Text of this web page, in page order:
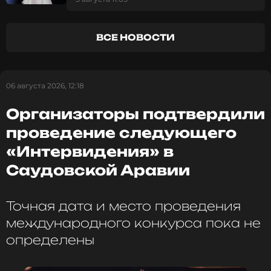
ANNA ASTI как на традиционных фаворитов.
ЭКСКЛЮЗИВНУЮ ПРЯМУЮ
ВСЕ НОВОСТИ
06 августа 2026, 12:18
Организаторы подтвердили
проведение следующего
«Интервидения» в
Саудовской Аравии
Точная дата и место проведения
международного конкурса пока не
определены